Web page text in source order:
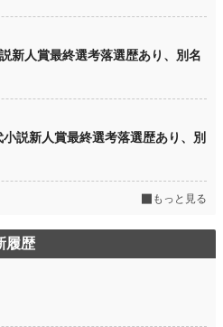
新人賞最終選考落選歴あり、別名
説新人賞最終選考落選歴あり、別
もっと見る
履歴